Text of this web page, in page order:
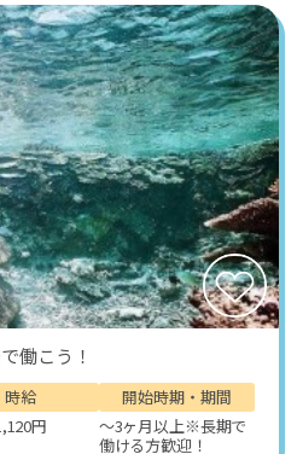
働こう！
時給
円
開始時期・期間
～3ヶ月以上※長期で
働ける方歓迎！